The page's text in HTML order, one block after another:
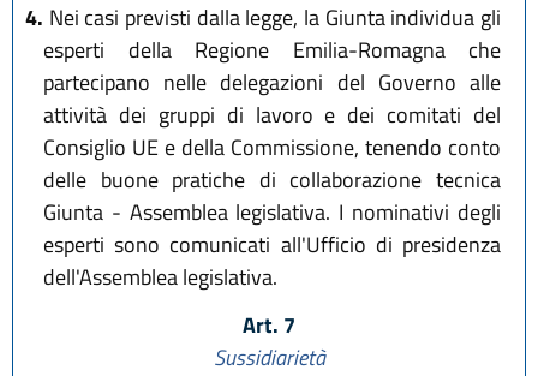
4. Nei casi previsti dalla legge, la Giunta individua gli
esperti della Regione Emilia-Romagna che
partecipano nelle delegazioni del Governo alle
attività dei gruppi di lavoro e dei comitati del
Consiglio UE e della Commissione, tenendo conto
delle buone pratiche di collaborazione tecnica
Giunta - Assemblea legislativa. I nominativi degli
esperti sono comunicati all'Ufficio di presidenza
dell'Assemblea legislativa.
Art. 7
Sussidiarietà